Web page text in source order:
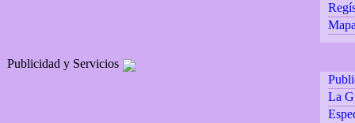
Publicidad y Servicios
La